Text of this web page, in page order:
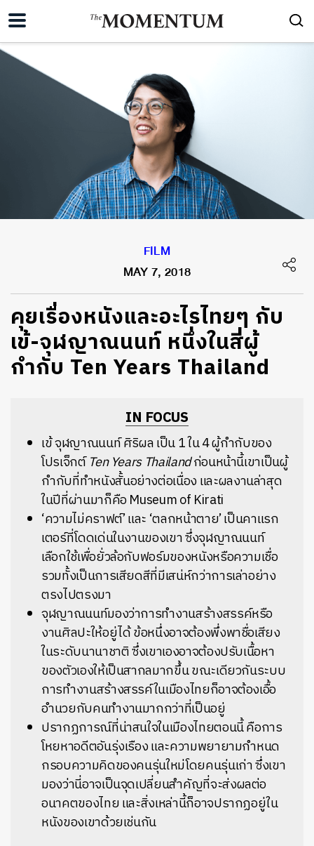
FILM
MAY 7, 2018
คุยเรื่องหนังและอะไรไทยๆ กับ
เข้-จุฬญาณนนท์ หนึ่งในสี่ผู้
กำกับ Ten Years Thailand
IN FOCUS
เข้ จุฬญาณนนท์ ศิริผล เป็น 1 ใน 4 ผู้กำกับของ
โปรเจ็กต์Ten Years Thailandก่อนหน้านี้เขาเป็นผู้
กำกับที่ทำหนังสั้นอย่างต่อเนื่อง และผลงานล่าสุด
ในปีที่ผ่านมาก็คือ Museum of Kirati
‘ความไม่คราฟต์’ และ ‘ตลกหน้าตาย’ เป็นคาแรก
เตอร์ที่โดดเด่นในงานของเขา ซึ่งจุฬญาณนนท์
เลือกใช้เพื่อยั่วล้อกับฟอร์มของหนังหรือความเชื่อ
รวมทั้งเป็นการเสียดสีที่มีเสน่ห์กว่าการเล่าอย่าง
ตรงไปตรงมา
จุฬญาณนนท์มองว่าการทำงานสร้างสรรค์หรือ
งานศิลปะให้อยู่ได้ ข้อหนึ่งอาจต้องพึ่งพาชื่อเสียง
ในระดับนานาชาติ ซึ่งเขาเองอาจต้องปรับเนื้อหา
ของตัวเองให้เป็นสากลมากขึ้น ขณะเดียวกันระบบ
การทำงานสร้างสรรค์ในเมืองไทยก็อาจต้องเอื้อ
อำนวยกับคนทำงานมากกว่าที่เป็นอยู่
ปรากฏการณ์ที่น่าสนใจในเมืองไทยตอนนี้ คือการ
โหยหาอดีตอันรุ่งเรือง และความพยายามกำหนด
กรอบความคิดของคนรุ่นใหม่โดยคนรุ่นเก่า ซึ่งเขา
มองว่านี่อาจเป็นจุดเปลี่ยนสำคัญที่จะส่งผลต่อ
อนาคตของไทย และสิ่งเหล่านี้ก็อาจปรากฏอยู่ใน
หนังของเขาด้วยเช่นกัน